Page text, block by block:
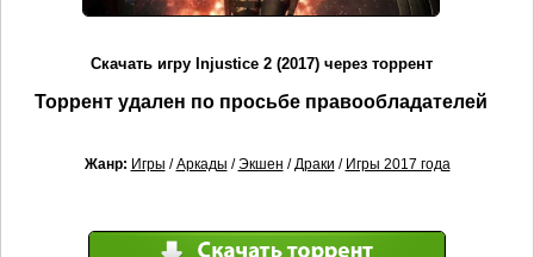
Скачать игру Injustice 2 (2017) через торрент
Торрент удален по просьбе правообладателей
Жанр: Игры /Аркады /Экшен / Драки / Игры 2017 года